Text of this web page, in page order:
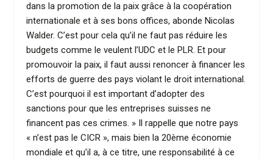
dans la promotion de la paix grâce à la coopération
internationale et à ses bons offices, abonde Nicolas
Walder. C’est pour cela qu’il ne faut pas réduire les
budgets comme le veulent l’UDC et le PLR. Et pour
promouvoir la paix, il faut aussi renoncer à financer les
efforts de guerre des pays violant le droit international.
C’est pourquoi il est important d’adopter des
sanctions pour que les entreprises suisses ne
financent pas ces crimes. » Il rappelle que notre pays
« n’est pas le CICR », mais bien la 20ème économie
mondiale et qu’il a, à ce titre, une responsabilité à ce